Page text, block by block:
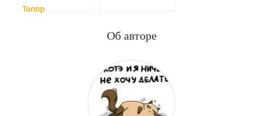
Топор
Об авторе